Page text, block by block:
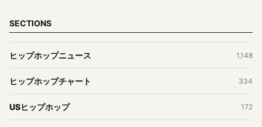
SECTIONS
ヒップホップニュース 1,148
ヒップホップチャート 334
USヒップホップ 172